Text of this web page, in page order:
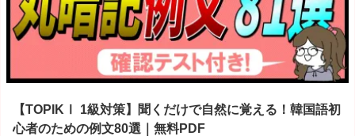
【TOPIKⅠ 1級対策】聞くだけで自然に覚える！韓国語初
心者のための例文80選｜無料PDF